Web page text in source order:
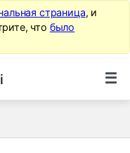
страница, и
что было